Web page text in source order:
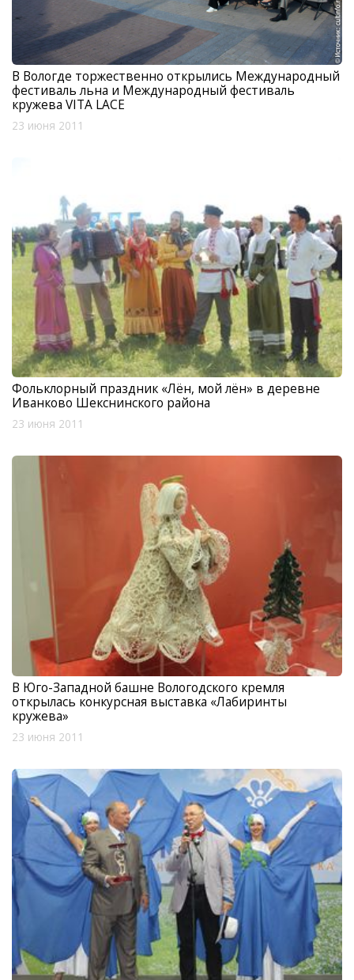
В Вологде торжественно открылись Международный
фестиваль льна и Международный фестиваль
кружева VITA LACE
23 июня 2011
Фольклорный праздник «Лён, мой лён» в деревне
Иванково Шекснинского района
23 июня 2011
В Юго-Западной башне Вологодского кремля
открылась конкурсная выставка «Лабиринты
кружева»
23 июня 2011